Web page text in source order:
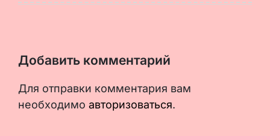
Добавить комментарий
Для отправки комментария вам
необходимо авторизоваться.